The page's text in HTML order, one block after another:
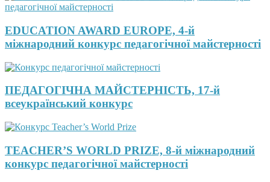
EDUCATION AWARD EUROPE, 4-й
міжнародний конкурс педагогічної майстерності
ПЕДАГОГІЧНА МАЙСТЕРНІСТЬ, 17-й
всеукраїнський конкурс
TEACHER’S WORLD PRIZE, 8-й міжнародний
конкурс педагогічної майстерності